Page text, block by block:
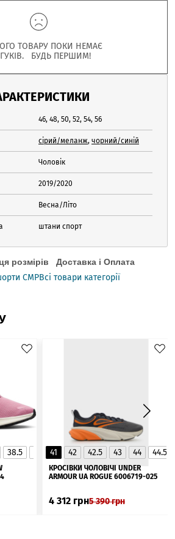
ТОВАРУ ПОКИ НЕМАЄ
БУДЬ ПЕРШИМ!
46, 48, 50, 52, 54, 56
сірий/меланж, чорний/синій
Чоловік
2019/2020
Весна/Літо
штани спорт
розмірів Доставка і Оплата
CMPВсі товари категорії
38.5 40 40.5
41
▲
41 42 42.5 43 44 44.5
КРОСІВКИ ЧОЛОВІЧІ UNDER
ARMOUR UA ROGUE 6006719-025
4 312 грн5 390грн